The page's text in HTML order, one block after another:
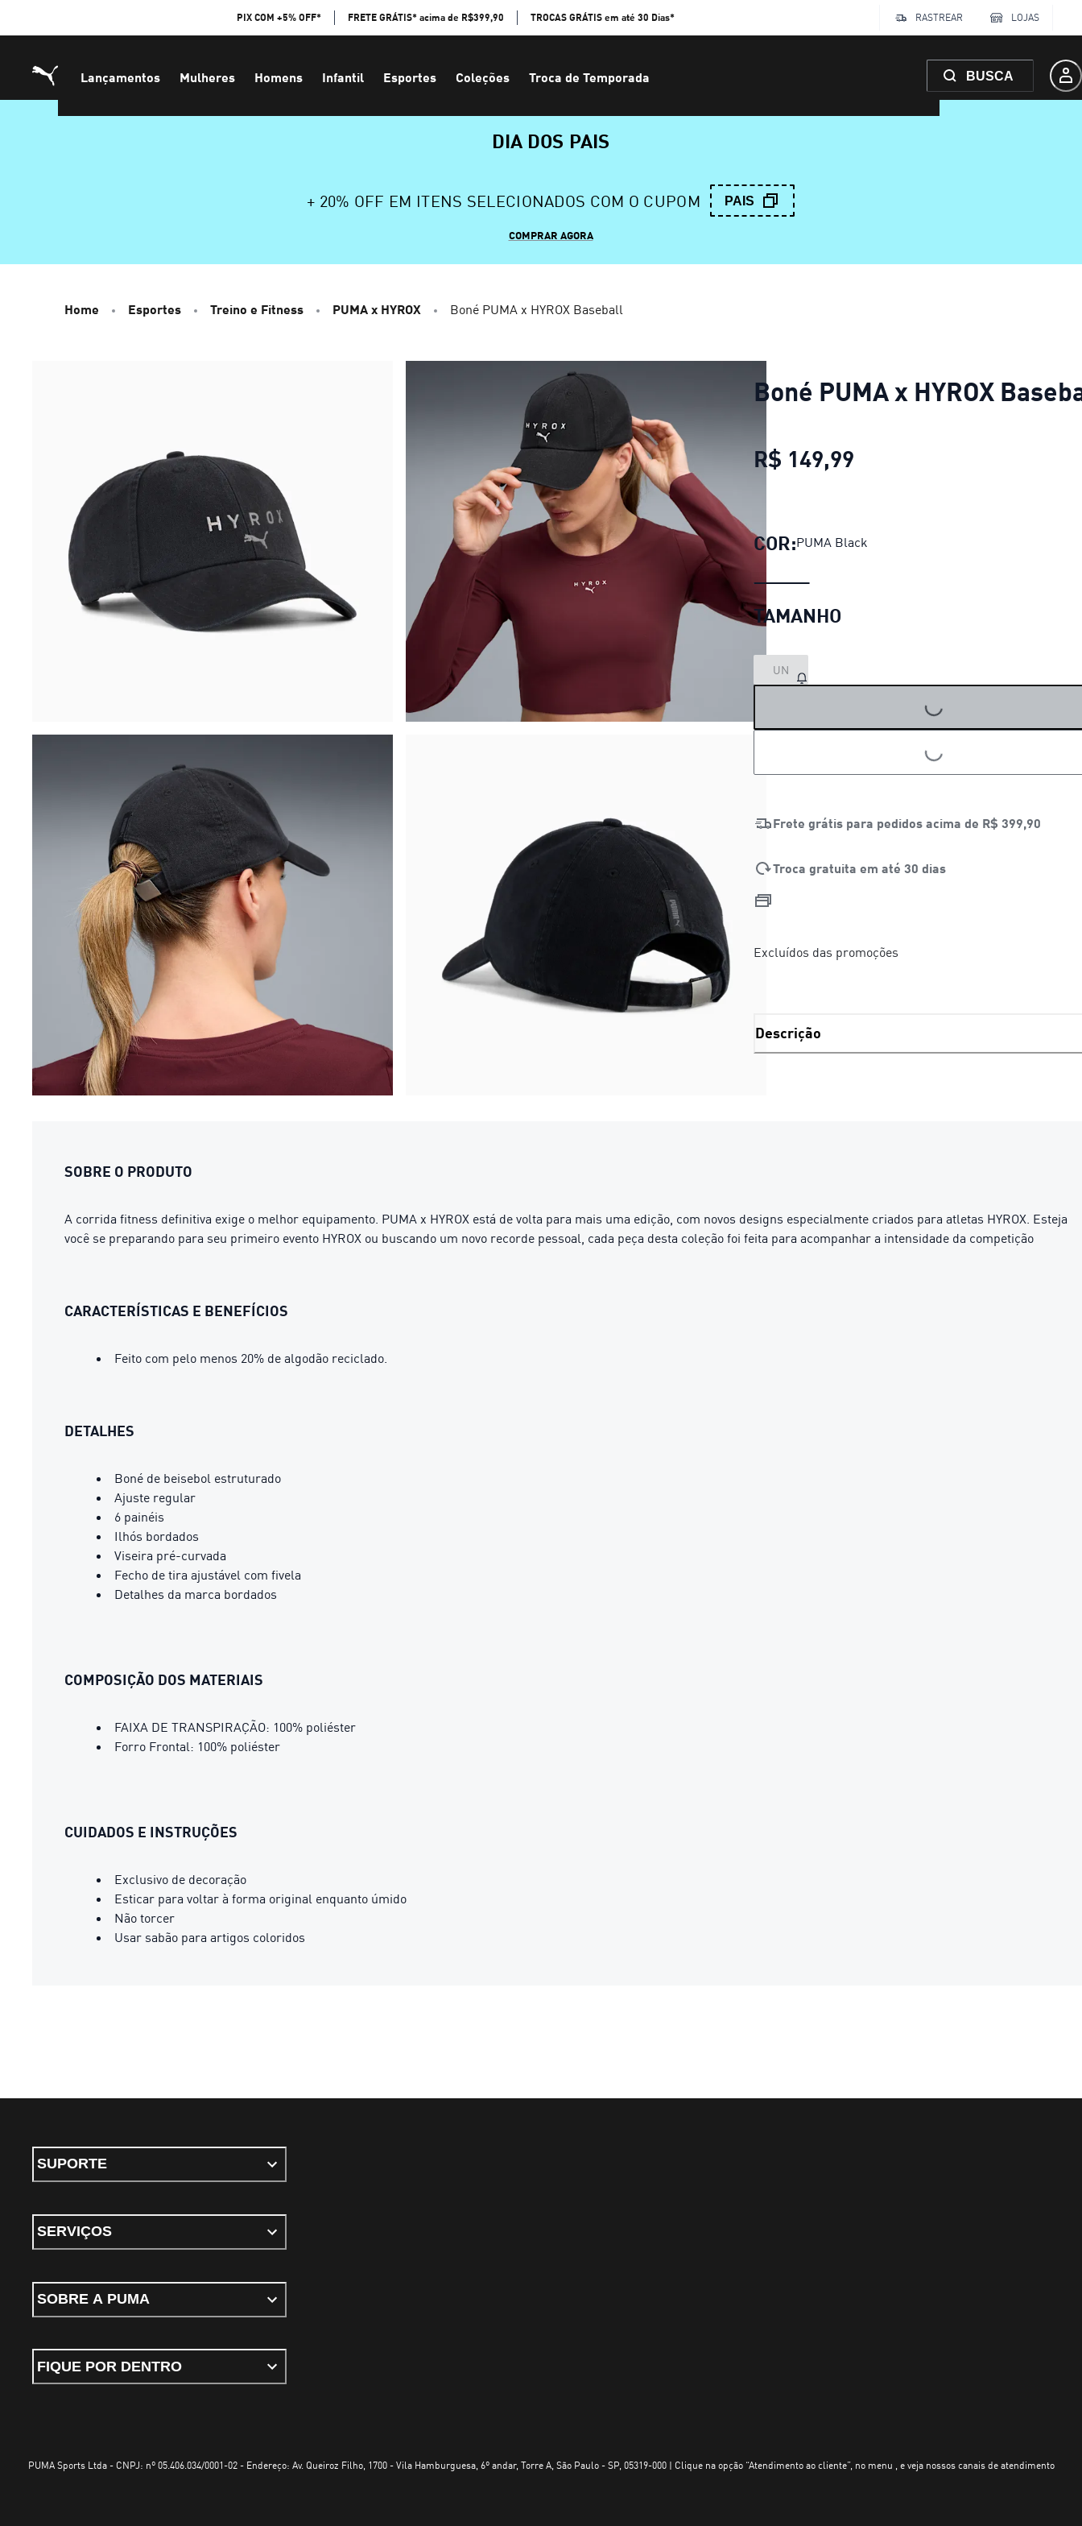
PIX COM +5% OFF* FRETE GRÁTIS* acima de R$399,90 TROCAS GRÁTIS em até 30 Dias* RASTREAR LOJAS
Lançamentos Mulheres Homens Infantil Esportes Coleções Troca de Temporada BUSCA
DIA DOS PAIS
+ 20% OFF EM ITENS SELECIONADOS COM O CUPOM PAIS
COMPRAR AGORA
Home Esportes Treino e Fitness PUMA x HYROX Boné PUMA x HYROX Baseball
Boné PUMA x HYROX
R$ 149,99
COR:PUMA Black
TAMANHO
UN
LOADING...
LOADING...
Frete grátis para pedidos acima de R$ 399,90
Troca gratuita em até 30 dias
Excluídos das promoções
Descrição
SOBRE O PRODUTO
A corrida fitness definitiva exige o melhor equipamento. PUMA x HYROX está de volta para mais uma edição, com novos designs especialmente criados para atletas HYROX. Esteja
você se preparando para seu primeiro evento HYROX ou buscando um novo recorde pessoal, cada peça desta coleção foi feita para acompanhar a intensidade da competição
CARACTERÍSTICAS E BENEFÍCIOS
Feito com pelo menos 20% de algodão reciclado.
DETALHES
Boné de beisebol estruturado
Ajuste regular
6 painéis
Ilhós bordados
Viseira pré-curvada
Fecho de tira ajustável com fivela
Detalhes da marca bordados
COMPOSIÇÃO DOS MATERIAIS
FAIXA DE TRANSPIRAÇÃO: 100% poliéster
Forro Frontal: 100% poliéster
CUIDADOS E INSTRUÇÕES
Exclusivo de decoração
Esticar para voltar à forma original enquanto úmido
Não torcer
Usar sabão para artigos coloridos
SUPORTE
SERVIÇOS
SOBRE A PUMA
FIQUE POR DENTRO
PUMA Sports Ltda - CNPJ: nº 05.406.034/0001-02 - Endereço: Av. Queiroz Filho, 1700 - Vila Hamburguesa, 6º andar, Torre A, São Paulo - SP, 05319-000 | Clique na opção “Atendimento ao cliente”, no menu , e veja nossos canais de atendimento